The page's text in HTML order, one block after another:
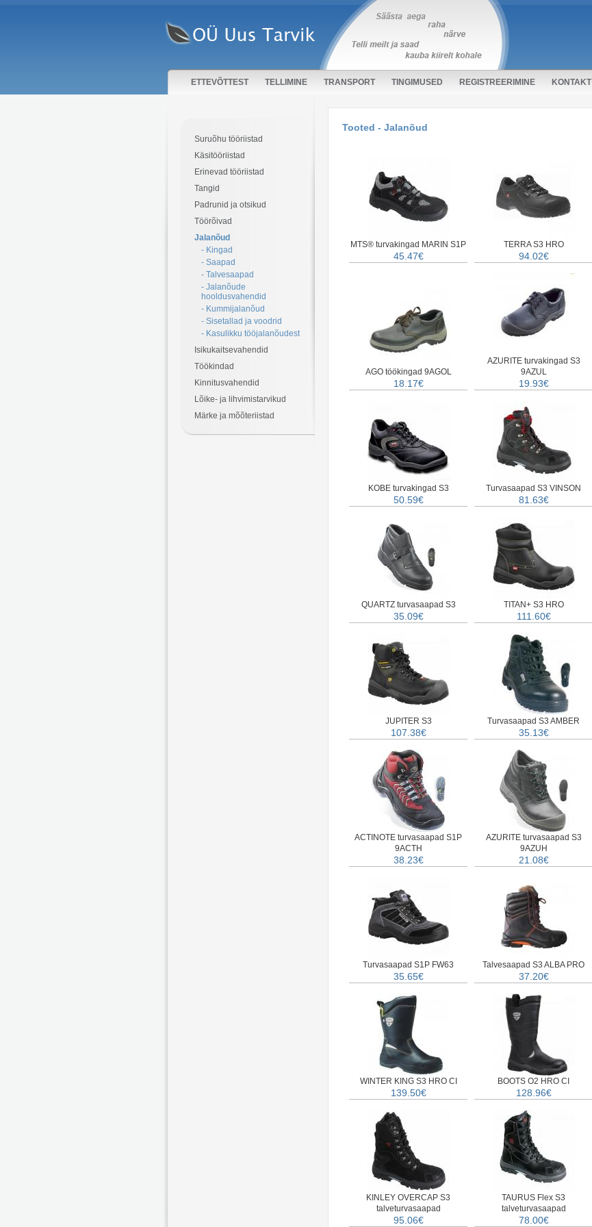
ETTEVÕTTEST TELLIMINE TRANSPORT TINGIMUSED REGISTREERIMINE KONTAKT
Suruõhu tööriistad
Käsitööriistad
Erinevad tööriistad
Tangid
Padrunid ja otsikud
Töörõivad
Jalanõud
- Kingad
- Saapad
- Talvesaapad
- Jalanõude
hooldusvahendid
- Kummijalanõud
- Sisetallad ja voodrid
- Kasulikku tööjalanõudest
Isikukaitsevahendid
Töökindad
Kinnitusvahendid
Lõike- ja lihvimistarvikud
Märke ja mõõteriistad
Tooted - Jalanõud
MTS® turvakingad MARIN S1P
45.47€
TERRA S3 HRO
94.02€
AGO töökingad 9AGOL
18.17€
AZURITE turvakingad S3
9AZUL
19.93€
KOBE turvakingad S3
50.59€
Turvasaapad S3 VINSON
81.63€
QUARTZ turvasaapad S3
35.09€
TITAN+ S3 HRO
111.60€
JUPITER S3
107.38€
Turvasaapad S3 AMBER
35.13€
ACTINOTE turvasaapad S1P
9ACTH
38.23€
AZURITE turvasaapad S3
9AZUH
21.08€
Turvasaapad S1P FW63
35.65€
Talvesaapad S3 ALBA PRO
37.20€
WINTER KING S3 HRO CI
139.50€
BOOTS O2 HRO CI
128.96€
KINLEY OVERCAP S3
talveturvasaapad
95.06€
TAURUS Flex S3
talveturvasaapad
78.00€